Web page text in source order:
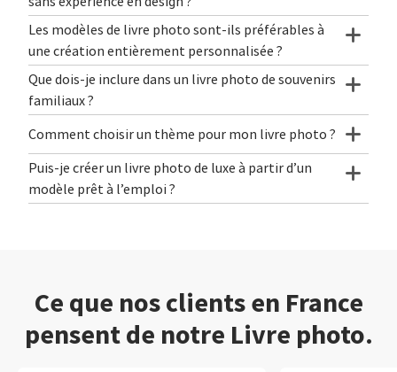
Les modèles de livre photo sont-ils préférables à
une création entièrement personnalisée ?
Que dois-je inclure dans un livre photo de souvenirs
familiaux ?
Comment choisir un thème pour mon livre photo ?
Puis-je créer un livre photo de luxe à partir d’un
modèle prêt à l’emploi ?
Ce que nos clients en France
pensent de notre Livre photo.